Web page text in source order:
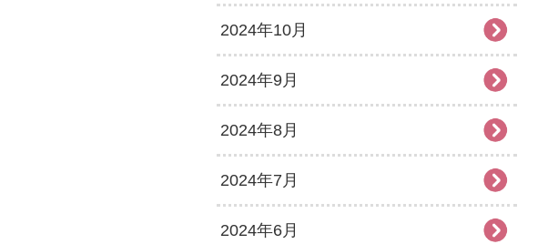
2024年10月
2024年9月
2024年8月
2024年7月
2024年6月